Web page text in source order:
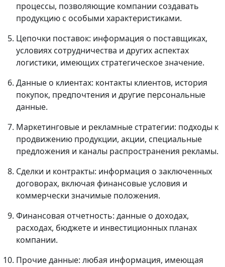
процессы, позволяющие компании создавать
продукцию с особыми характеристиками.
Цепочки поставок: информация о поставщиках,
условиях сотрудничества и других аспектах
логистики, имеющих стратегическое значение.
Данные о клиентах: контакты клиентов, история
покупок, предпочтения и другие персональные
данные.
Маркетинговые и рекламные стратегии: подходы к
продвижению продукции, акции, специальные
предложения и каналы распространения рекламы.
Сделки и контракты: информация о заключенных
договорах, включая финансовые условия и
коммерчески значимые положения.
Финансовая отчетность: данные о доходах,
расходах, бюджете и инвестиционных планах
компании.
Прочие данные: любая информация, имеющая